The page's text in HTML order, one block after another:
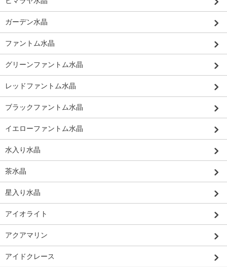
ガーデン水晶
ファントム水晶
グリーンファントム水晶
レッドファントム水晶
ブラックファントム水晶
イエローファントム水晶
水入り水晶
茶水晶
星入り水晶
アイオライト
アクアマリン
アイドクレース